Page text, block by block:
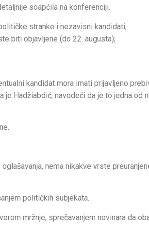
soapćila na konferenciji.
stranke i nezavisni kandidati;
biti objavljene (do 22. augusta);
kandidat mora imati prijavljeno
Hadžiabdić, navodeći da je to jedna od
nema nikakve vrste
političkih subjekata.
mržnje, sprečavanjem novinara da